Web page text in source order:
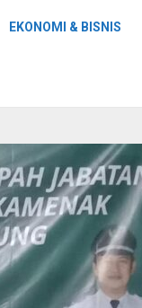
EKONOMI & BISNIS